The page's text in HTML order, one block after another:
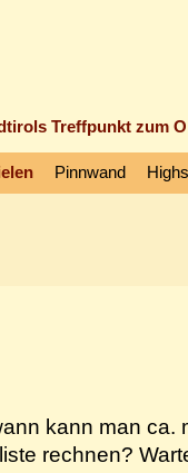
Treffpunkt zum
Pinnwand
kann man ca.
rechnen?